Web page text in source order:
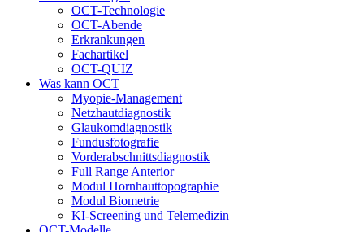
OCT-Technologie
OCT-Abende
Erkrankungen
Fachartikel
OCT-QUIZ
Was kann OCT
Myopie-Management
Netzhautdiagnostik
Glaukomdiagnostik
Fundusfotografie
Vorderabschnittsdiagnostik
Full Range Anterior
Modul Hornhauttopographie
Modul Biometrie
KI-Screening und Telemedizin